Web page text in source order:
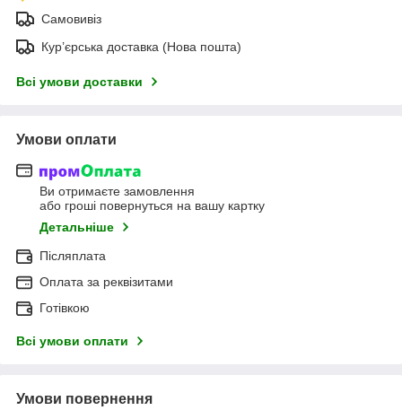
Самовивіз
Кур’єрська доставка (Нова пошта)
Всі умови доставки
Умови оплати
Ви отримаєте замовлення
або гроші повернуться на вашу картку
Детальніше
Післяплата
Оплата за реквізитами
Готівкою
Всі умови оплати
Умови повернення